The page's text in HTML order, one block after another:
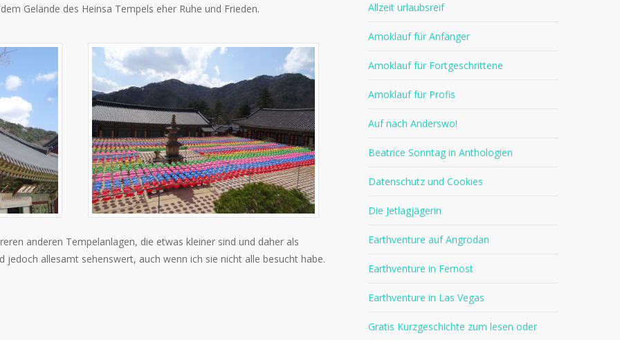
Gelände des Heinsa Tempels eher Ruhe und Frieden.
anderen Tempelanlagen, die etwas kleiner sind und daher als
jedoch allesamt sehenswert, auch wenn ich sie nicht alle besucht habe.
Allzeit urlaubsreif
Amoklauf für Anfänger
Amoklauf für Fortgeschrittene
Amoklauf für Profis
Auf nach Anderswo!
Beatrice Sonntag in Anthologien
Datenschutz und Cookies
Die Jetlagjägerin
Earthventure auf Angrodan
Earthventure in Fernost
Earthventure in Las Vegas
Gratis Kurzgeschichte zum lesen oder